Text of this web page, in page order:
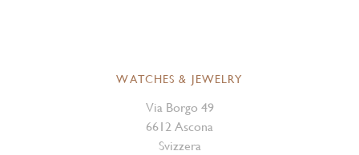
WATCHES & JEWELRY
Via Borgo 49
6612 Ascona
Svizzera